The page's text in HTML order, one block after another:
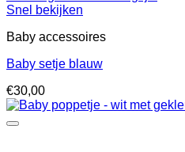
Snel bekijken
Baby accessoires
Baby setje blauw
€30,00